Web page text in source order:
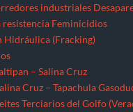
industriales
resistencia Feminicidios
Hidráulica (Fracking)
– Salina Cruz
Cruz – Tapachula
Terciarios del Golfo